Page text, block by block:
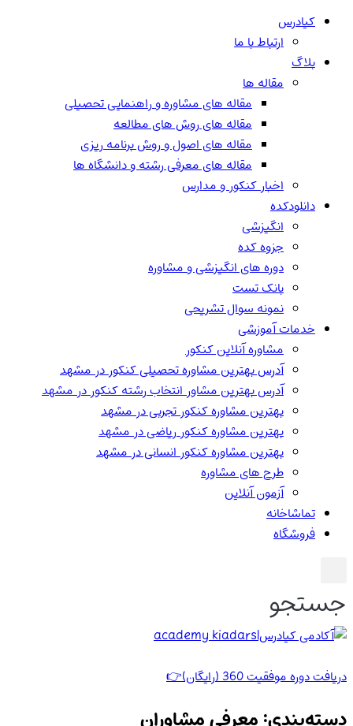
کیادرس
ارتباط با ما
بلاگ
مقاله ها
مقاله های مشاوره و راهنمایی تحصیلی
مقاله های روش های مطالعه
مقاله های اصول و روش برنامه ریزی
مقاله های معرفی رشته و دانشگاه ها
اخبار کنکور و مدارس
دانلودکده
انگیزشی
جزوه کده
دوره های انگیزشی و مشاوره
بانک تست
نمونه سوال تشریحی
خدمات آموزشی
مشاوره آنلاین کنکور
آدرس بهترین مشاوره تحصیلی کنکور در مشهد
آدرس بهترین مشاور انتخاب رشته کنکور در مشهد
بهترین مشاوره کنکور تجربی در مشهد
بهترین مشاوره کنکور ریاضی در مشهد
بهترین مشاوره کنکور انسانی در مشهد
طرح های مشاوره
آزمون آنلاین
تماشاخانه
فروشگاه
جستجو
دریافت دوره موفقیت 360 (رایگان)👉
دسته‌بندی: معرفی مشاوران